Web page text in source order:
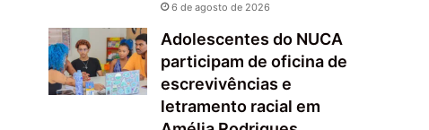
6 de agosto de 2026
Adolescentes do NUCA
participam de oficina de
escrevivências e
letramento racial em